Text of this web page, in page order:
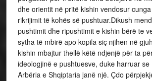
dhe orientit në pritë kishin vendosur
rikrijimit të kohës së pushtuar.Dikush
pushtimit dhe ripushtimit e kishin bërë te
sytha të mbirë apo kopila siç njihen në
kishin mbajtur thellë këtë ndjenjë për ta
ideologjinë e pushtuesve, duke harruar se
Arbëria e Shqiptaria janë një. Çdo